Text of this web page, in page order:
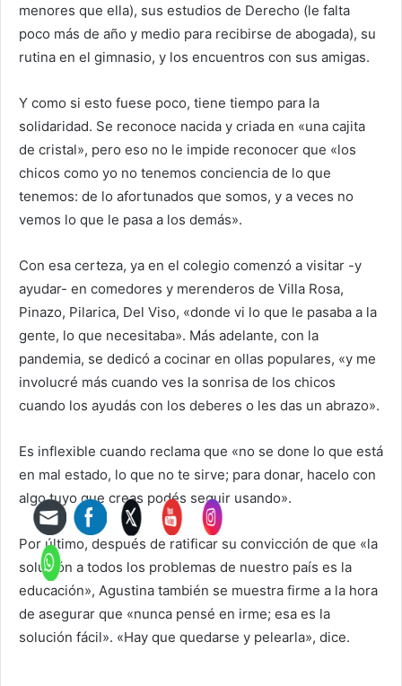
menores que ella), sus estudios de Derecho (le falta
poco más de año y medio para recibirse de abogada), su
rutina en el gimnasio, y los encuentros con sus amigas.
Y como si esto fuese poco, tiene tiempo para la
solidaridad. Se reconoce nacida y criada en «una cajita
de cristal», pero eso no le impide reconocer que «los
chicos como yo no tenemos conciencia de lo que
tenemos: de lo afortunados que somos, y a veces no
vemos lo que le pasa a los demás».
Con esa certeza, ya en el colegio comenzó a visitar -y
ayudar- en comedores y merenderos de Villa Rosa,
Pinazo, Pilarica, Del Viso, «donde vi lo que le pasaba a la
gente, lo que necesitaba». Más adelante, con la
pandemia, se dedicó a cocinar en ollas populares, «y me
involucré más cuando ves la sonrisa de los chicos
cuando los ayudás con los deberes o les das un abrazo».
Es inflexible cuando reclama que «no se done lo que está
en mal estado, lo que no te sirve; para donar, hacelo con
algo tuyo que creas podés seguir usando».
Por último, después de ratificar su convicción de que «la
solución a todos los problemas de nuestro país es la
educación», Agustina también se muestra firme a la hora
de asegurar que «nunca pensé en irme; esa es la
solución fácil». «Hay que quedarse y pelearla», dice.